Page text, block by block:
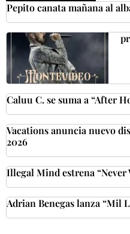
Pepito canata mañana al
Caluu C. se suma a “After
Vacations anuncia nuevo
2026
Illegal Mind estrena “Never
Adrian Benegas lanza “Mil